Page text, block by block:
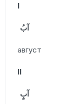
I
آبُ
август
II
آبٍ